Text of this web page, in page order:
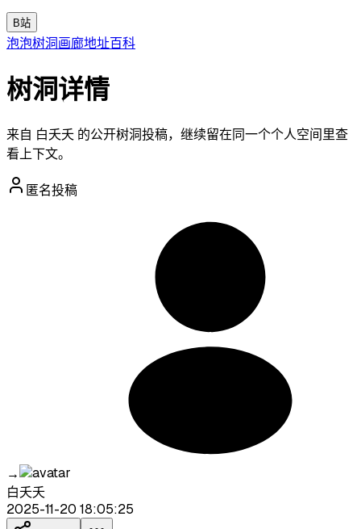
B站
泡泡树洞画廊地址百科
树洞详情
来自 白夭夭 的公开树洞投稿，继续留在同一个个人空间里查
看上下文。
匿名投稿
→
白夭夭
2025-11-20 18:05:25